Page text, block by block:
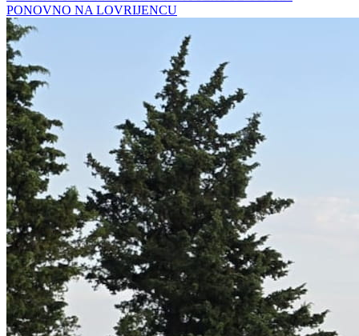
PONOVNO NA LOVRIJENCU